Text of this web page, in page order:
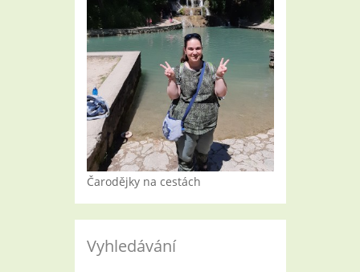
Čarodějky na cestách
Vyhledávání